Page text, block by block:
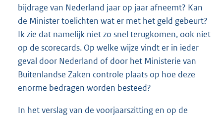
bijdrage van Nederland jaar op jaar afneemt? Kan
de Minister toelichten wat er met het geld gebeurt?
Ik zie dat namelijk niet zo snel terugkomen, ook niet
op de scorecards. Op welke wijze vindt er in ieder
geval door Nederland of door het Ministerie van
Buitenlandse Zaken controle plaats op hoe deze
enorme bedragen worden besteed?
In het verslag van de voorjaarszitting en op de